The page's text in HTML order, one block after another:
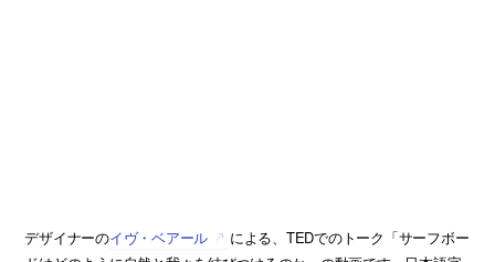
デザイナーのイヴ・ベアール
による、TEDでのトーク「サーフボー